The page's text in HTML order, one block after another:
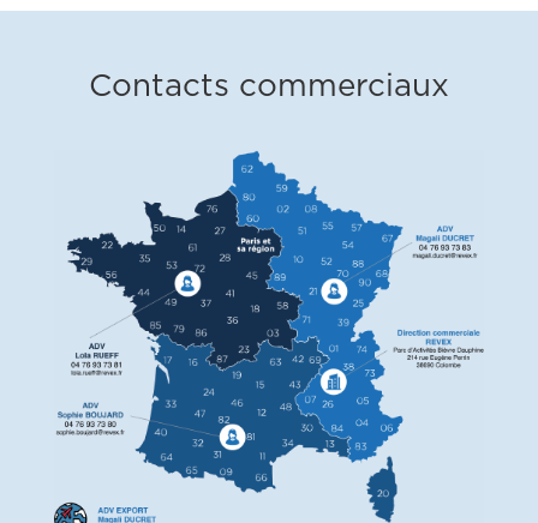
Contacts commerciaux